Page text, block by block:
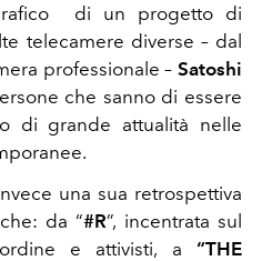
di un progetto di
telecamere diverse – dal
professionale – Satoshi
che sanno di essere
di grande attualità nelle
una sua retrospettiva
da “#R”, incentrata sul
e attivisti, a “THE